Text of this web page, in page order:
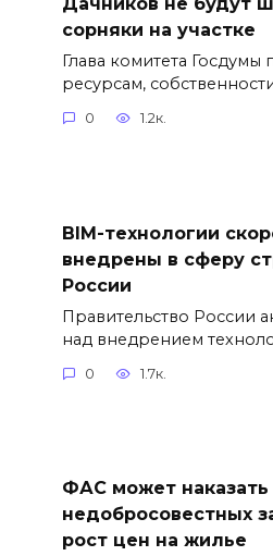
сорняки на участке
Глава комитета
ресурсам,
0 1.2к.
BIM-технологии
внедрены в сферу
России
Правительство России
над внедрением
0 1.7к.
ФАС может наказать
недобросовестных
рост цен на жилье